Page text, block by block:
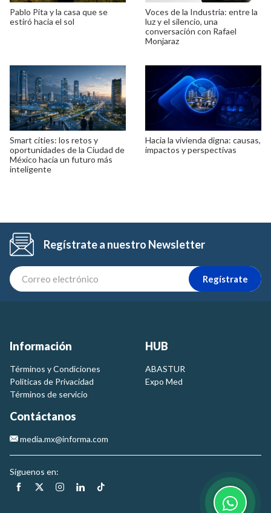
Pablo Pita y la casa que se
estiró hacia el sol
Voces de la Industria: entre la
luz y el silencio, una
conversación con Rafael
Monjaraz
Smart cities: los retos y
oportunidades de la Ciudad de
México hacia un futuro más
inteligente
Hacia la vivienda digna: causas,
impactos y perspectivas
Regístrate a nuestro Newsletter
Regístrate
Información
Términos y Condiciones
Politicas de Privacidad
Términos de servicio
HUB
ABASTUR
Expo Med
Contáctanos
media.mx@informa.com
Síguenos en: